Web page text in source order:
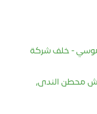
موسي - خلف شركة
ش محطن الندى,